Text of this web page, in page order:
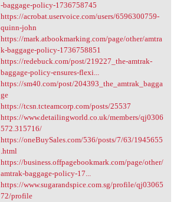
-baggage-policy-1736758745
https://acrobat.uservoice.com/users/6596300759-
quinn-john
https://mark.atbookmarking.com/page/other/amtra
k-baggage-policy-1736758851
https://redebuck.com/post/219227_the-amtrak-
baggage-policy-ensures-flexi...
https://sm40.com/post/204393_the_amtrak_bagga
ge
https://tcsn.tcteamcorp.com/posts/25537
https://www.detailingworld.co.uk/members/qj0306
572.315716/
https://oneBuySales.com/536/posts/7/63/1945655
.html
https://business.offpagebookmark.com/page/other/
amtrak-baggage-policy-17...
https://www.sugarandspice.com.sg/profile/qj03065
72/profile